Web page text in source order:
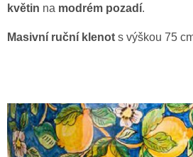
květin na modrém pozadí.
Masivní ruční klenot s výškou 75